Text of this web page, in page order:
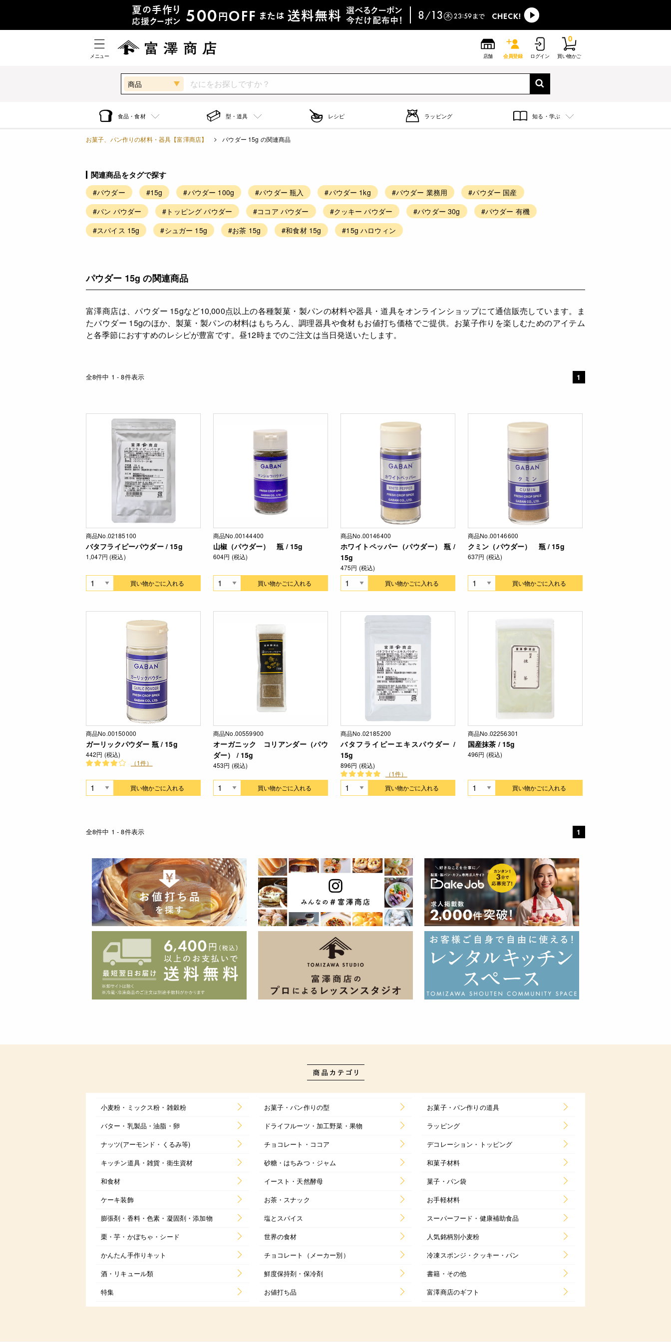
メニュー 店舗 会員登録 ログイン 買い物かご
0
商品
食品・食材 型・道具 レシピ ラッピング 知る・学ぶ
お菓子、パン作りの材料・器具【富澤商店】 パウダー 15g の関連商品
関連商品をタグで探す
#パウダー #15g #パウダー 100g #パウダー 瓶入 #パウダー 1kg #パウダー 業務用
#パウダー 国産
#パン パウダー
#トッピング パウダー #ココア パウダー #クッキー パウダー #パウダー 30g
#パウダー 有機
#スパイス 15g
#シュガー 15g #お茶 15g #和食材 15g #15g ハロウィン
パウダー 15g の関連商品
富澤商店は、パウダー 15gなど10,000点以上の各種製菓・製パンの材料や器具・道具をオンラインショップにて通信販売しています。ま
たパウダー 15gのほか、製菓・製パンの材料はもちろん、調理器具や食材もお値打ち価格でご提供。お菓子作りを楽しむためのアイテム
と各季節におすすめのレシピが豊富です。昼12時までのご注文は当日発送いたします。
全8件中 1 - 8件表示 1
商品No.02185100
バタフライピーパウダー / 15g
1,047円 (税込)
買い物かごに入れる
商品No.00144400
山椒（パウダー） 瓶 / 15g
604円 (税込)
買い物かごに入れる
商品No.00146400
ホワイトペッパー（パウダー） 瓶 /
15g
475円 (税込)
買い物かごに入れる
商品No.00146600
クミン（パウダー） 瓶 / 15g
637円 (税込)
買い物かごに入れる
商品No.00150000
ガーリックパウダー 瓶 / 15g
442円 (税込)
（1件）
買い物かごに入れる
商品No.00559900
オーガニック コリアンダー（パウ
ダー） / 15g
453円 (税込)
買い物かごに入れる
商品No.02185200
バタフライピーエキスパウダー /
15g
896円 (税込)
（1件）
買い物かごに入れる
商品No.02256301
国産抹茶 / 15g
496円 (税込)
買い物かごに入れる
全8件中 1 - 8件表示 1
小麦粉・ミックス粉・雑穀粉 お菓子・パン作りの型
お菓子・パン作りの道具
バター・乳製品・油脂・卵
ドライフルーツ・加工野菜・果物
ラッピング
ナッツ(アーモンド・くるみ等)
チョコレート・ココア
デコレーション・トッピング
キッチン道具・雑貨・衛生資材
砂糖・はちみつ・ジャム
和菓子材料
和食材
イースト・天然酵母
菓子・パン袋
ケーキ装飾
お茶・スナック
お手軽材料
膨張剤・香料・色素・凝固剤・添加物
塩とスパイス
スーパーフード・健康補助食品
栗・芋・かぼちゃ・シード
世界の食材
人気銘柄別小麦粉
かんたん手作りキット
チョコレート（メーカー別）
冷凍スポンジ・クッキー・パン
酒・リキュール類
鮮度保持剤・保冷剤
書籍・その他
特集
お値打ち品 富澤商店のギフト